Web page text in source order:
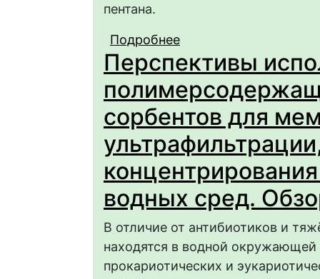
пентана.
Подробнее
газообразных
Перспективы
сорбентов для
водных сред.
В отличие от антибиотиков и
находятся в водной окружающей
прокариотических и